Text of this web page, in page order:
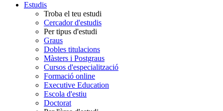
Estudis
Troba el teu estudi
Cercador d'estudis
Per tipus d'estudi
Graus
Dobles titulacions
Màsters i Postgraus
Cursos d'especialització
Formació online
Executive Education
Escola d'estiu
Doctorat